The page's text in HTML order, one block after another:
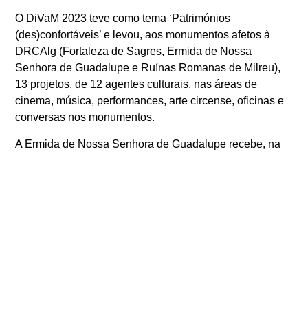
O DiVaM 2023 teve como tema ‘Patrimónios
(des)confortáveis’ e levou, aos monumentos afetos à
DRCAlg (Fortaleza de Sagres, Ermida de Nossa
Senhora de Guadalupe e Ruínas Romanas de Milreu),
13 projetos, de 12 agentes culturais, nas áreas de
cinema, música, performances, arte circense, oficinas e
conversas nos monumentos.
A Ermida de Nossa Senhora de Guadalupe recebe, na